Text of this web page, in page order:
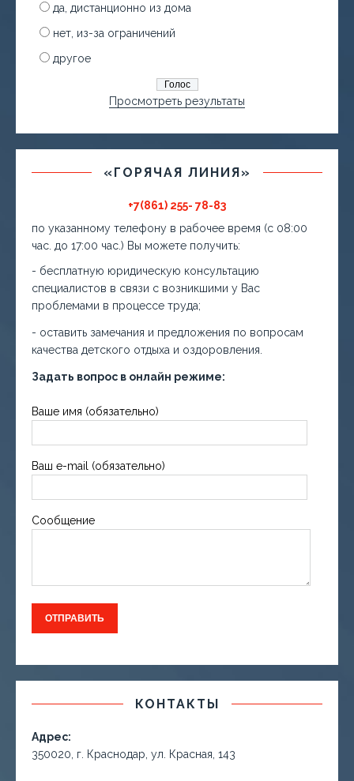
да, дистанционно из дома
нет, из-за ограничений
другое
Просмотреть результаты
«ГОРЯЧАЯ ЛИНИЯ»
+7(861) 255- 78-83
по указанному телефону в рабочее время (с 08:00
час. до 17:00 час.) Вы можете получить:
- бесплатную юридическую консультацию
специалистов в связи с возникшими у Вас
проблемами в процессе труда;
- оставить замечания и предложения по вопросам
качества детского отдыха и оздоровления.
Задать вопрос в онлайн режиме:
Ваше имя (обязательно)
Ваш e-mail (обязательно)
Сообщение
КОНТАКТЫ
Адрес:
350020, г. Краснодар, ул. Красная, 143